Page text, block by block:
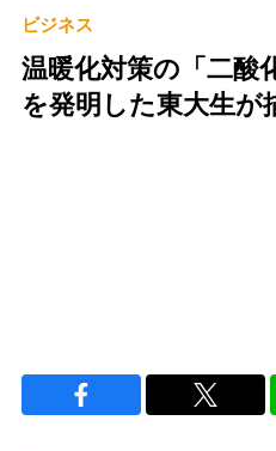
ビジネス
温暖化対策の「二酸
を発明した東大生が